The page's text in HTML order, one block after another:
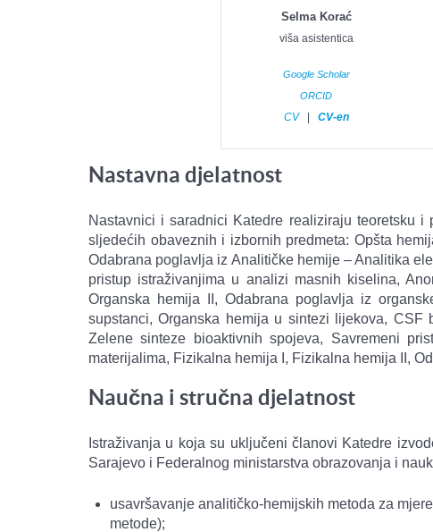
Selma Korać
viša asistentica
Google Scholar
ORCID
CV| CV-en
Nastavna djelatnost
Nastavnici i saradnici Katedre realiziraju teoretsku
sljedećih obaveznih i izbornih predmeta: Opšta
Odabrana poglavlja iz Analitičke hemije – Analitika
pristup istraživanjima u analizi masnih kiselina,
Organska hemija II, Odabrana poglavlja iz
supstanci, Organska hemija u sintezi lijekova, CSF
Zelene sinteze bioaktivnih spojeva, Savremeni
materijalima, Fizikalna hemija I, Fizikalna hemija II,
Naučna i stručna djelatnost
Istraživanja u koja su uključeni članovi Katedre
Sarajevo i Federalnog ministarstva obrazovanja i
usavršavanje analitičko-hemijskih metoda za
metode);